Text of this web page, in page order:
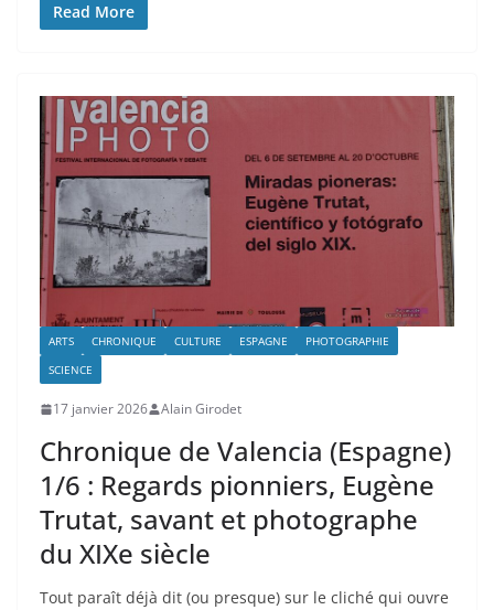
Read More
ARTS CHRONIQUE CULTURE ESPAGNE
PHOTOGRAPHIE
SCIENCE
17 janvier 2026 Alain Girodet
Chronique de Valencia (Espagne)
1/6 : Regards pionniers, Eugène
Trutat, savant et photographe
du XIXe siècle
Tout paraît déjà dit (ou presque) sur le cliché qui ouvre